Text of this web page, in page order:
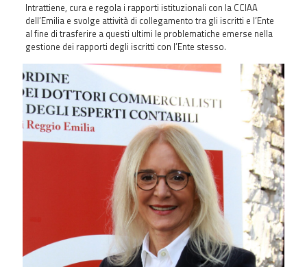
Intrattiene, cura e regola i rapporti istituzionali con la CCIAA
dell’Emilia e svolge attività di collegamento tra gli iscritti e l’Ente
al fine di trasferire a questi ultimi le problematiche emerse nella
gestione dei rapporti degli iscritti con l’Ente stesso.